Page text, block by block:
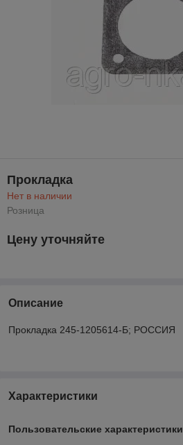
Прокладка
Нет в наличии
Розница
Цену уточняйте
Описание
Прокладка 245-1205614-Б; РОССИЯ
Характеристики
Пользовательские характеристики